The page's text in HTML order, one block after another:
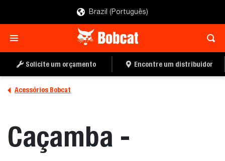
Brazil (Português)
Solicite um orçamento Encontre um distribuidor
Acessórios Bobcat
Caçamba -
PEÇA UMA COTAÇÃO
ENCONTRE UM